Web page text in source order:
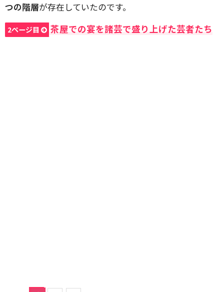
つの階層が存在していたのです。
2ページ目 茶屋での宴を諸芸で盛り上げた芸者たち